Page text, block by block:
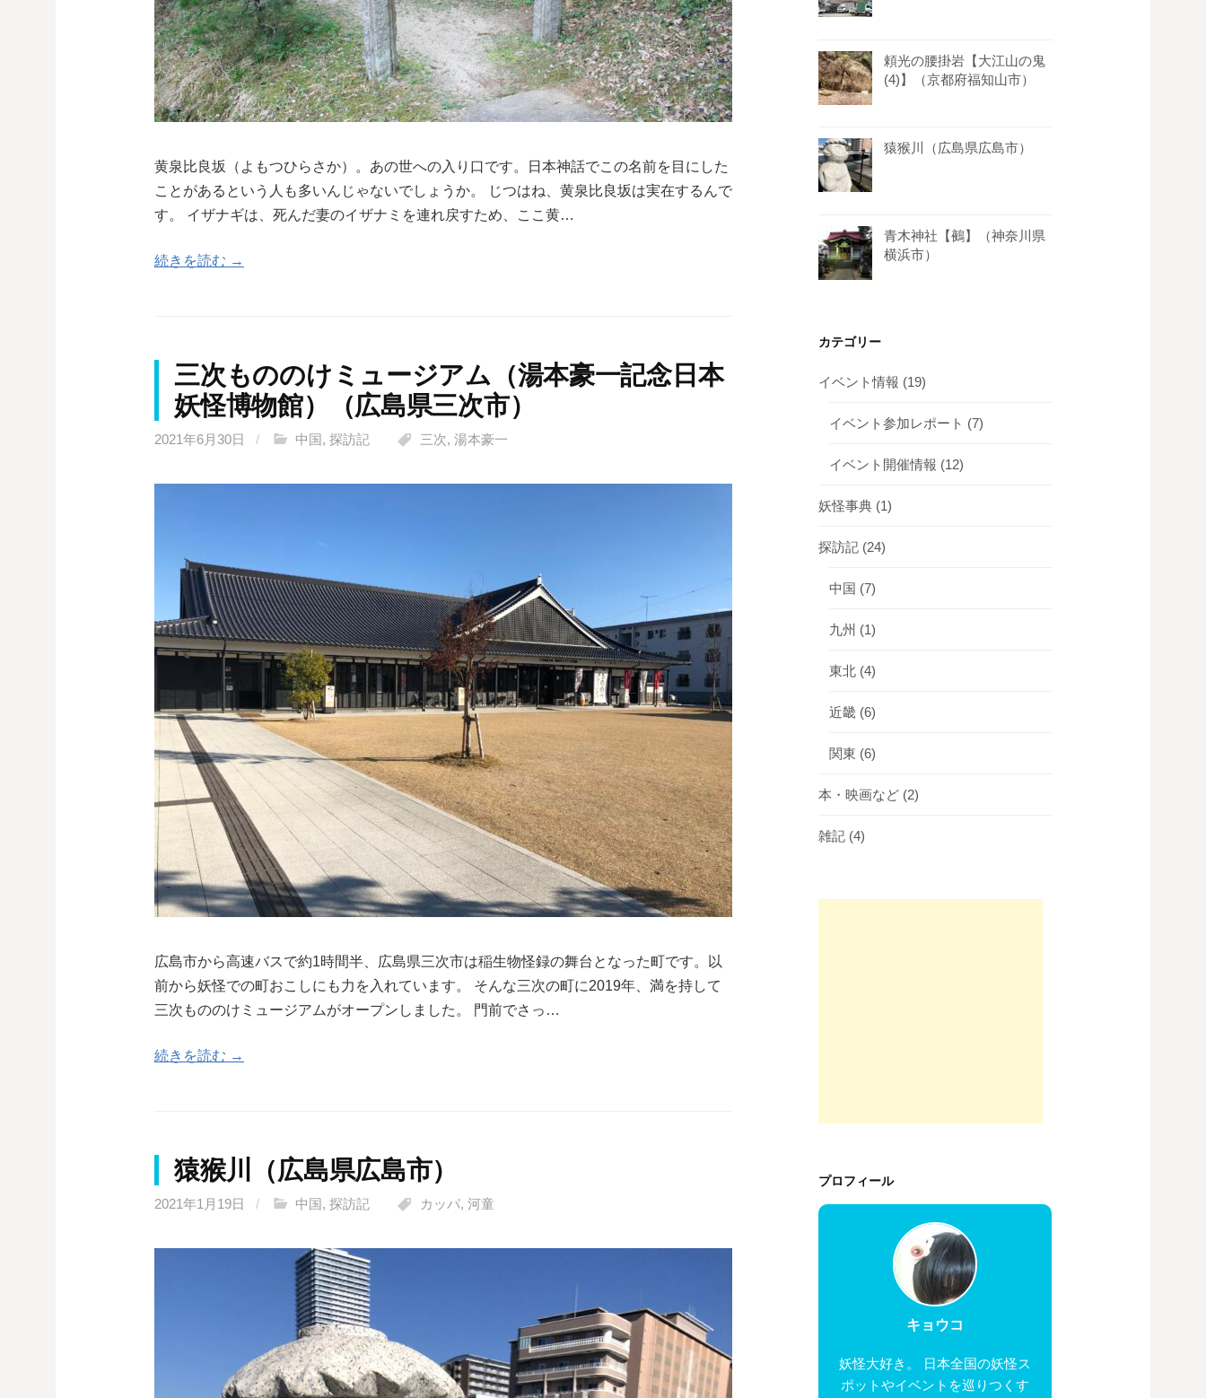
黄泉比良坂（よもつひらさか）。あの世への入り口です。日本神話でこの名前を目にした
ことがあるという人も多いんじゃないでしょうか。 じつはね、黄泉比良坂は実在するんで
す。 イザナギは、死んだ妻のイザナミを連れ戻すため、ここ黄…
続きを読む →
三次もののけミュージアム（湯本豪一記念日本
妖怪博物館）（広島県三次市）
2021年6月30日 / 中国 , 探訪記 三次, 湯本豪一
広島市から高速バスで約1時間半、広島県三次市は稲生物怪録の舞台となった町です。以
前から妖怪での町おこしにも力を入れています。 そんな三次の町に2019年、満を持して
三次もののけミュージアムがオープンしました。 門前でさっ…
続きを読む →
猿猴川（広島県広島市）
2021年1月19日 / 中国 , 探訪記 カッパ, 河童
頼光の腰掛岩【大江山の鬼
(4)】（京都府福知山市）
猿猴川（広島県広島市）
青木神社【鵺】（神奈川県
横浜市）
カテゴリー
イベント情報 (19)
イベント参加レポート (7)
イベント開催情報 (12)
妖怪事典 (1)
探訪記 (24)
中国 (7)
九州 (1)
東北 (4)
近畿 (6)
関東 (6)
本・映画など (2)
雑記 (4)
プロフィール
キョウコ
妖怪大好き。 日本全国の妖怪ス
ポットやイベントを巡りつくす